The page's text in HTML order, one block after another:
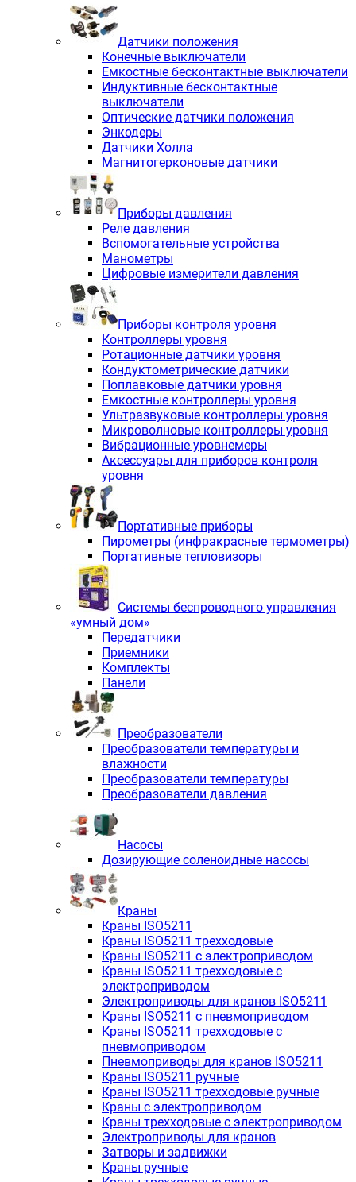
Датчики положения
Конечные выключатели
Емкостные бесконтактные выключатели
Индуктивные бесконтактные
выключатели
Оптические датчики положения
Энкодеры
Датчики Холла
Магнитогерконовые датчики
Приборы давления
Реле давления
Вспомогательные устройства
Манометры
Цифровые измерители давления
Приборы контроля уровня
Контроллеры уровня
Ротационные датчики уровня
Кондуктометрические датчики
Поплавковые датчики уровня
Емкостные контроллеры уровня
Ультразвуковые контроллеры уровня
Микроволновые контроллеры уровня
Вибрационные уровнемеры
Аксессуары для приборов контроля
уровня
Портативные приборы
Пирометры (инфракрасные термометры)
Портативные тепловизоры
Системы беспроводного управления
«умный дом»
Передатчики
Приемники
Комплекты
Панели
Преобразователи
Преобразователи температуры и
влажности
Преобразователи температуры
Преобразователи давления
Насосы
Дозирующие соленоидные насосы
Краны
Краны ISO5211
Краны ISO5211 трехходовые
Краны ISO5211 с электроприводом
Краны ISO5211 трехходовые с
электроприводом
Электроприводы для кранов ISO5211
Краны ISO5211 с пневмоприводом
Краны ISO5211 трехходовые с
пневмоприводом
Пневмоприводы для кранов ISO5211
Краны ISO5211 ручные
Краны ISO5211 трехходовые ручные
Краны с электроприводом
Краны трехходовые с электроприводом
Электроприводы для кранов
Затворы и задвижки
Краны ручные